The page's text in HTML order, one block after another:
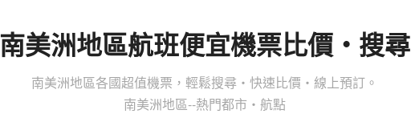
南美洲地區航班便宜機票比價・搜尋
南美洲地區各國超值機票，輕鬆搜尋・快速比價・線上預訂。
南美洲地區--熱門都市・航點